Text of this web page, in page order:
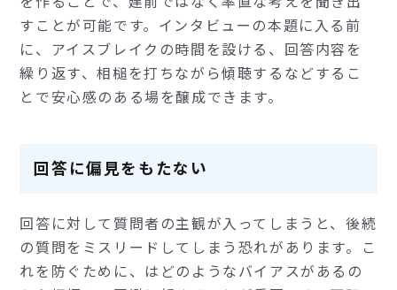
すことが可能です。インタビューの本題に入る前
に、アイスブレイクの時間を設ける、回答内容を
繰り返す、相槌を打ちながら傾聴するなどするこ
とで安心感のある場を醸成できます。
回答に偏見をもたない
回答に対して質問者の主観が入ってしまうと、後続
の質問をミスリードしてしまう恐れがあります。こ
れを防ぐために、はどのようなバイアスがあるの